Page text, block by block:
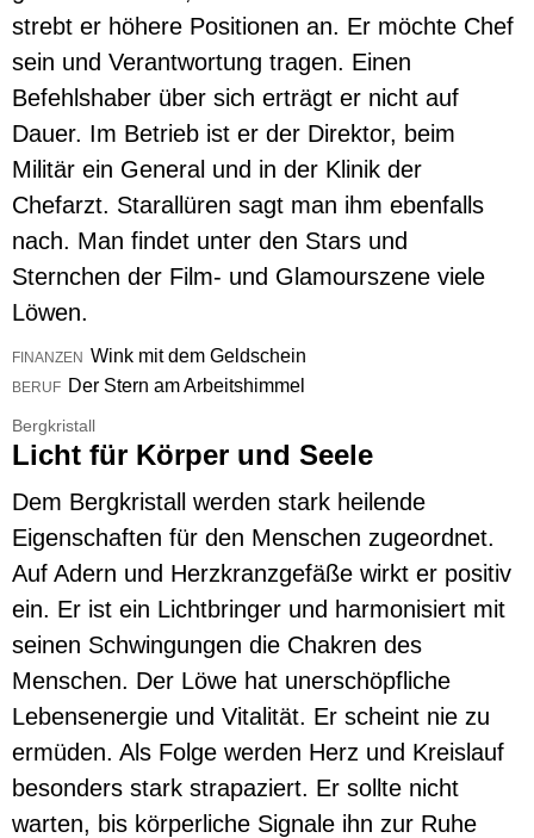
strebt er höhere Positionen an. Er möchte Chef
sein und Verantwortung tragen. Einen
Befehlshaber über sich erträgt er nicht auf
Dauer. Im Betrieb ist er der Direktor, beim
Militär ein General und in der Klinik der
Chefarzt. Starallüren sagt man ihm ebenfalls
nach. Man findet unter den Stars und
Sternchen der Film- und Glamourszene viele
Löwen.
FINANZEN Wink mit dem Geldschein
BERUF Der Stern am Arbeitshimmel
Bergkristall
Licht für Körper und Seele
Dem Bergkristall werden stark heilende
Eigenschaften für den Menschen zugeordnet.
Auf Adern und Herzkranzgefäße wirkt er positiv
ein. Er ist ein Lichtbringer und harmonisiert mit
seinen Schwingungen die Chakren des
Menschen. Der Löwe hat unerschöpfliche
Lebensenergie und Vitalität. Er scheint nie zu
ermüden. Als Folge werden Herz und Kreislauf
besonders stark strapaziert. Er sollte nicht
warten, bis körperliche Signale ihn zur Ruhe